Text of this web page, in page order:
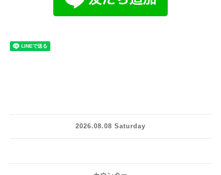
2026.08.08 Saturday